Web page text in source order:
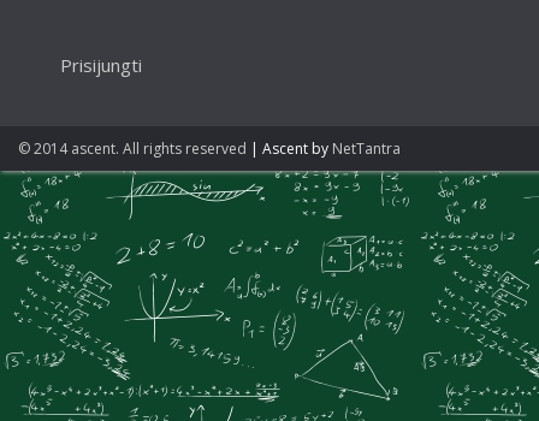
Prisijungti
© 2014 ascent. All rights reserved | Ascent by NetTantra